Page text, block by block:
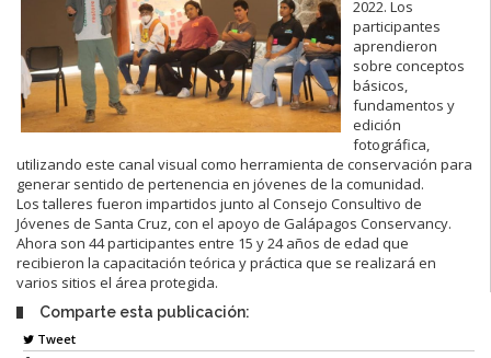
2022. Los
participantes
aprendieron
sobre conceptos
básicos,
fundamentos y
edición
fotográfica,
utilizando este canal visual como herramienta de conservación para
generar sentido de pertenencia en jóvenes de la comunidad.
Los talleres fueron impartidos junto al Consejo Consultivo de
Jóvenes de Santa Cruz, con el apoyo de Galápagos Conservancy.
Ahora son 44 participantes entre 15 y 24 años de edad que
recibieron la capacitación teórica y práctica que se realizará en
varios sitios el área protegida.
Comparte esta publicación:
Tweet